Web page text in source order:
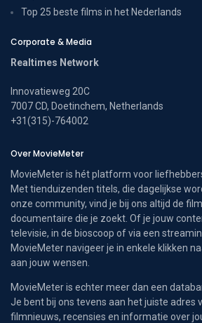
Top 25 beste films in het Nederlands
Corporate & Media
Realtimes Network
Innovatieweg 20C
7007 CD, Doetinchem, Netherlands
+31(315)-764002
Over MovieMeter
MovieMeter is hét platform voor
Met tienduizenden titels, die dagelijkse
onze community, vind je bij ons altijd de
documentaire die je zoekt. Of je jouw
televisie, in de bioscoop of via een
MovieMeter navigeer je in enkele klikken
aan jouw wensen.
MovieMeter is echter meer dan een
Je bent bij ons tevens aan het juiste adres
filmnieuws, recensies en informatie over